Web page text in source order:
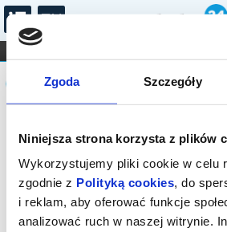
Zgoda Szczegóły
Niniejsza strona korzysta z plików
Wykorzystujemy pliki cookie w celu
zgodnie z Polityką cookies, do
i reklam, aby oferować funkcje
analizować ruch w naszej witrynie.
FILHARMONIA OPERA I BALET
DLA DZIECI
Komunikat
Sprzedaż biletów on-line
została zakończona.